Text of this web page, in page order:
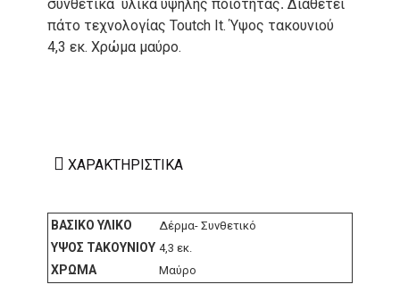
συνθετικά υλικά υψηλής ποιότητας. Διαθέτει
πάτο τεχνολογίας Toutch It. Ύψος τακουνιού
4,3 εκ. Χρώμα μαύρο.
ΧΑΡΑΚΤΗΡΙΣΤΙΚΆ
ΒΑΣΙΚΌ ΥΛΙΚΌ Δέρμα- Συνθετικό
ΎΨΟΣ ΤΑΚΟΥΝΙΟΎ 4,3 εκ.
ΧΡΏΜΑ Μαύρο